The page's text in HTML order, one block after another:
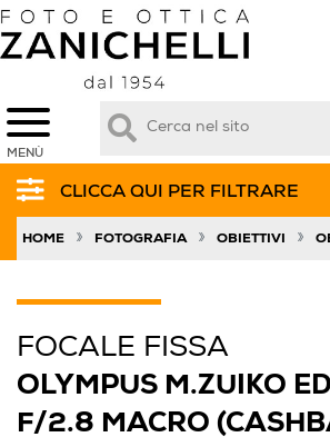
MENÙ
CLICCA QUI PER FILTRARE
HOME » FOTOGRAFIA » OBIETTIVI »
FOCALE FISSA
OLYMPUS M.ZUIKO
F/2.8 MACRO